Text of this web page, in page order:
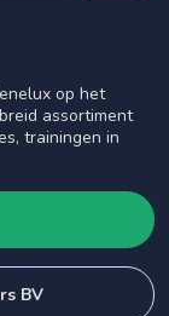
op het
assortiment
trainingen in
BV